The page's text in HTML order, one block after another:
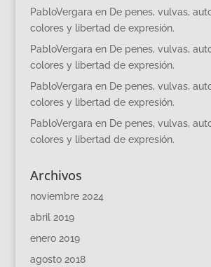
PabloVergara en De penes, vulvas,
colores y libertad de expresión.
PabloVergara en De penes, vulvas,
colores y libertad de expresión.
PabloVergara en De penes, vulvas,
colores y libertad de expresión.
PabloVergara en De penes, vulvas,
colores y libertad de expresión.
Archivos
noviembre 2024
abril 2019
enero 2019
agosto 2018